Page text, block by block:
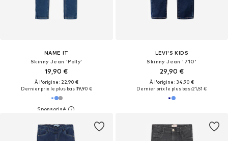
NAME IT
Skinny Jean 'Polly'
19,90 €
À l'origine : 22,90 €
Dernier prix le plus bas :19,90 €
LEVI'S KIDS
Skinny Jean '710'
29,90 €
À l'origine : 34,90 €
Dernier prix le plus bas :21,51 €